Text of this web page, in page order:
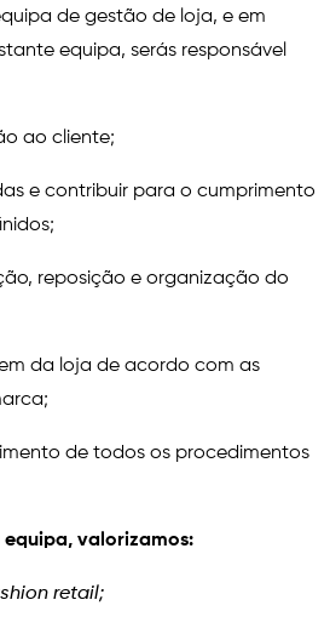
de gestão de loja, e em
equipa, serás responsável
ao cliente;
e contribuir para o cumprimento
reposição e organização do
da loja de acordo com as
de todos os procedimentos
equipa, valorizamos:
retail;